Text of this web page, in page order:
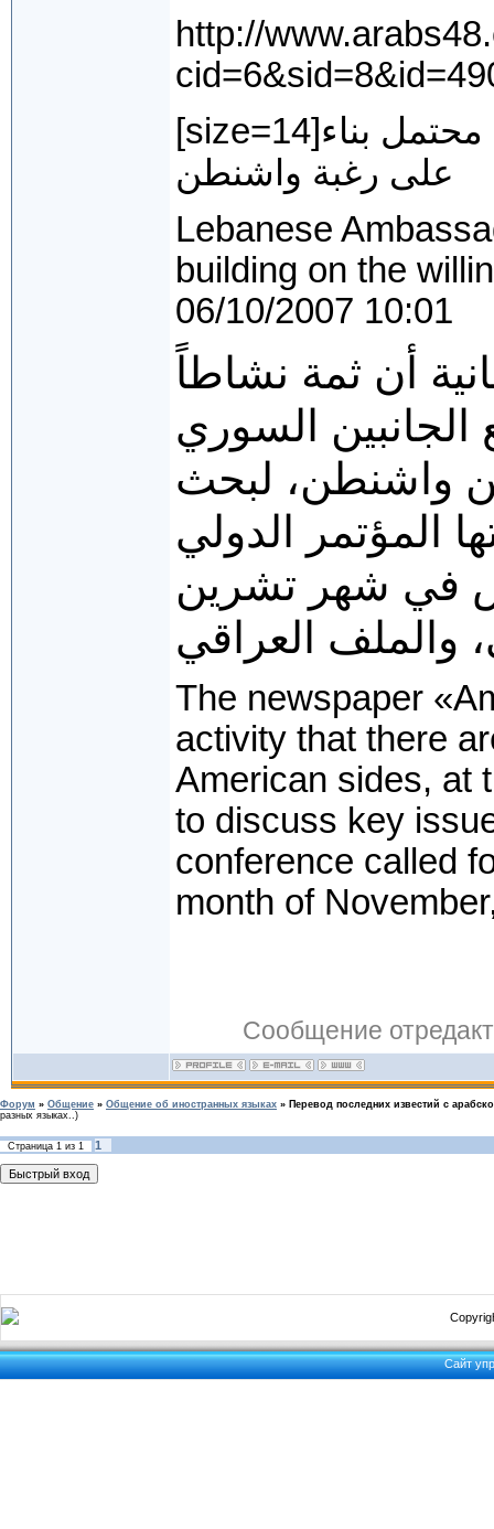
http://
[size=14]السفير اللبنانية : لقاء أميركي ـ سوري محتمل بناء
على رغبة واشنطن
Lebanese
building on the
06/10/2007 10:01
أن ثمة نشاطاً
الجانبين السوري
واشنطن، لبحث
المؤتمر الدولي
في شهر تشرين
والملف العراقي
The newspaper
activity that there
American sides, at
to discuss key
conference called
month of
Сообщение
Форум » Общение » Общение об иностранных языках » Перевод последних известий с
разных языках..)
Страница 1 из 1 1
Сайт